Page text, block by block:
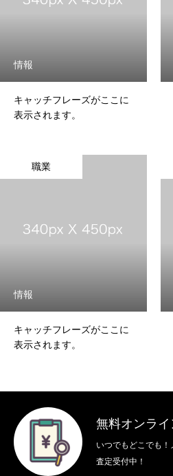
出張買取
店頭買取
LINE無料査定
買取利用規約
情報
キャッチフレーズがここに
表示されます。
職業
情報
キャッチフレーズがここに
表示されます。
無料オンライ
いつでもどこでも
査定受付中！